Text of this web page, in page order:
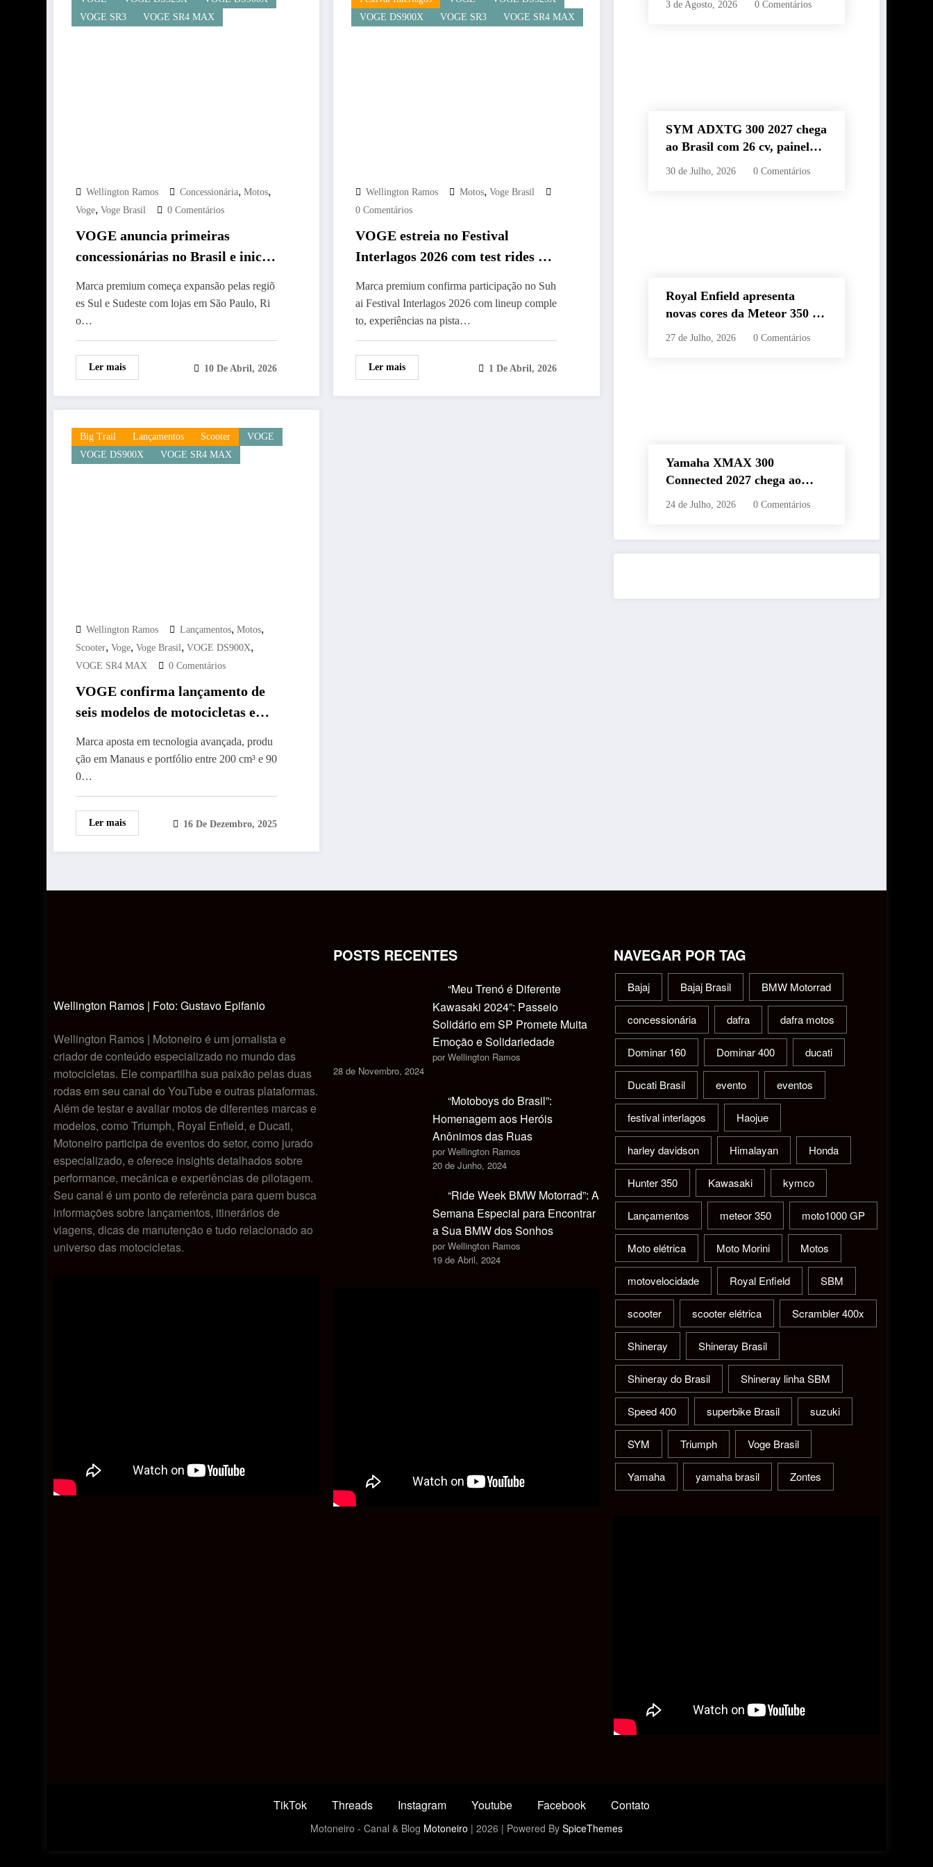
VOGE SR3
VOGE SR4 MAX
Wellington Ramos Concessionária, Motos,
Voge, Voge Brasil 0 Comentários
VOGE anuncia primeiras
concessionárias no Brasil e inicia
Marca premium começa expansão pelas regiõ
es Sul e Sudeste com lojas em São Paulo, Ri
o…
Ler mais 10 De Abril, 2026
VOGE DS900X
VOGE SR3 VOGE SR4 MAX
Wellington Ramos Motos,Voge Brasil
0 Comentários
VOGE estreia no Festival
Interlagos 2026 com test rides e
Marca premium confirma participação no Suh
ai Festival Interlagos 2026 com lineup comple
to, experiências na pista…
Ler mais 1 De Abril, 2026
Big Trail Lançamentos Scooter
VOGE
VOGE DS900X
VOGE SR4 MAX
Wellington Ramos Lançamentos, Motos,
Scooter, Voge, Voge Brasil, VOGE DS900X,
VOGE SR4 MAX 0 Comentários
VOGE confirma lançamento de
seis modelos de motocicletas e
2026 e 2027
Marca aposta em tecnologia avançada, produ
ção em Manaus e portfólio entre 200 cm³ e 90
0…
Ler mais 16 De Dezembro, 2025
3 de Agosto, 2026 0 Comentários
SYM ADXTG 300 2027 chega
ao Brasil com 26 cv, painel
TFT de 7” e preço de R$
30 de Julho, 2026 0 Comentários
Royal Enfield apresenta
novas cores da Meteor 350 e
revela edição especial da
27 de Julho, 2026 0 Comentários
Yamaha XMAX 300
Connected 2027 chega ao
Brasil com novas cores,
24 de Julho, 2026 0 Comentários
Wellington Ramos | Foto: Gustavo Epifanio
Wellington Ramos | Motoneiro é um jornalista e
criador de conteúdo especializado no mundo das
motocicletas. Ele compartilha sua paixão pelas duas
rodas em seu canal do YouTube e outras plataformas.
Além de testar e avaliar motos de diferentes marcas e
modelos, como Triumph, Royal Enfield, e Ducati,
Motoneiro participa de eventos do setor, como jurado
especializado, e oferece insights detalhados sobre
performance, mecânica e experiências de pilotagem.
Seu canal é um ponto de referência para quem busca
informações sobre lançamentos, itinerários de
viagens, dicas de manutenção e tudo relacionado ao
universo das motocicletas.
POSTS RECENTES
“Meu Trenó é Diferente
Kawasaki 2024”: Passeio
Solidário em SP Promete Muita
Emoção e Solidariedade
por Wellington Ramos
28 de Novembro, 2024
“Motoboys do Brasil”:
Homenagem aos Heróis
Anônimos das Ruas
por Wellington Ramos
20 de Junho, 2024
“Ride Week BMW Motorrad”: A
Semana Especial para Encontrar
a Sua BMW dos Sonhos
por Wellington Ramos
19 de Abril, 2024
NAVEGAR POR TAG
Bajaj Bajaj Brasil BMW Motorrad
concessionária dafra dafra motos
Dominar 160 Dominar 400 ducati
Ducati Brasil evento eventos
festival interlagos Haojue
harley davidson Himalayan Honda
Hunter 350 Kawasaki kymco
Lançamentos meteor 350 moto1000 GP
Moto elétrica Moto Morini Motos
motovelocidade Royal Enfield SBM
scooter scooter elétrica Scrambler 400x
Shineray Shineray Brasil
Shineray do Brasil Shineray linha SBM
Speed 400 superbike Brasil suzuki
SYM Triumph Voge Brasil
Yamaha yamaha brasil Zontes
TikTok Threads Instagram Youtube Facebook Contato
Motoneiro - Canal & Blog Motoneiro | 2026 | Powered By SpiceThemes